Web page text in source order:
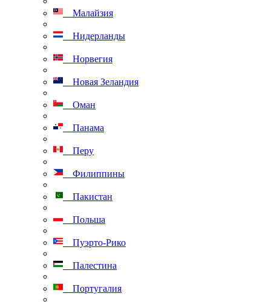
Малайзия
Нидерланды
Норвегия
Новая Зеландия
Оман
Панама
Перу
Филиппины
Пакистан
Польша
Пуэрто-Рико
Палестина
Португалия